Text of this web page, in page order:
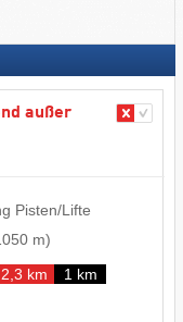
außer
Pisten/Lifte
m)
2,3 km 1 km